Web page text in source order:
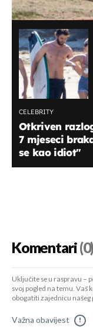
CELEBRITY
Otkriven
7 mjeseci
se kao idiot"
Komentari(0)
Uključite se u raspravu –
svoj pogled na temu.
obogatiti zajednicu našeg
Važna obavijest !